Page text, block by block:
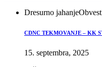
Dresurno jahanje
CDNC TEKMOVANJE – KK
15. septembra, 2025